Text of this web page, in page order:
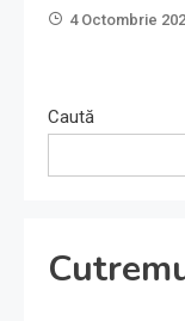
4 Octombrie
Caută